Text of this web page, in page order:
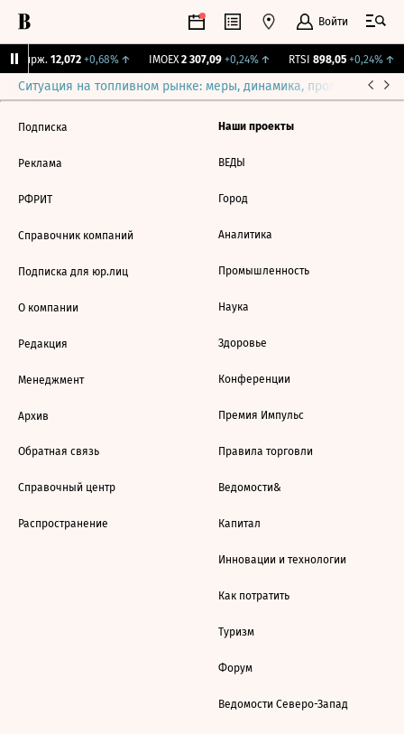
Войти
Бирж. 12,072 +0,68%↑ IMOEX 2 307,09 +0,24%↑ RTSI 898,05 +0,24%↑
Ситуация на топливном рынке: меры, динамика, прогнозы
Подписка
Реклама
РФРИТ
Справочник компаний
Подписка для юр.лиц
О компании
Редакция
Менеджмент
Архив
Обратная связь
Справочный центр
Распространение
Наши проекты
ВЕДЫ
Город
Аналитика
Промышленность
Наука
Здоровье
Конференции
Премия Импульс
Правила торговли
Ведомости&
Капитал
Инновации и технологии
Как потратить
Туризм
Форум
Ведомости Северо-Запад